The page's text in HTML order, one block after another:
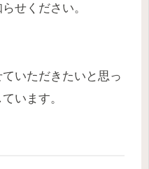
せください。
いただきたいと思っ
います。